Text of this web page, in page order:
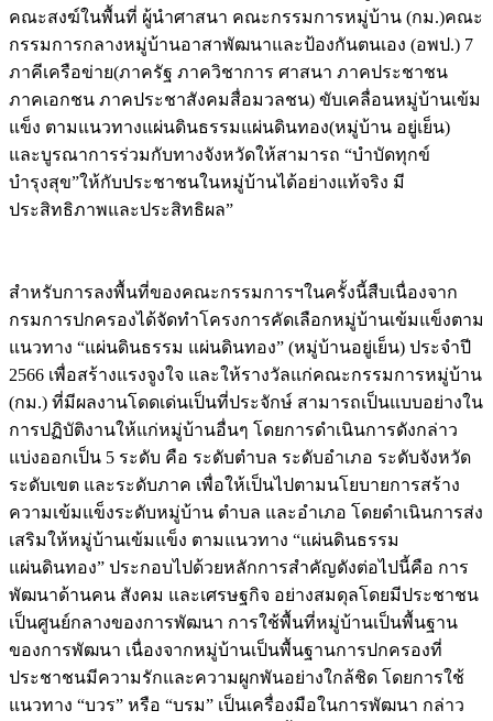
คณะสงฆ์ในพื้นที่ ผู้นำศาสนา คณะกรรมการหมู่บ้าน (กม.)คณะ
กรรมการกลางหมู่บ้านอาสาพัฒนาและป้องกันตนเอง (อพป.) 7
ภาคีเครือข่าย(ภาครัฐ ภาควิชาการ ศาสนา ภาคประชาชน
ภาคเอกชน ภาคประชาสังคมสื่อมวลชน) ขับเคลื่อนหมู่บ้านเข้ม
แข็ง ตามแนวทางแผ่นดินธรรมแผ่นดินทอง(หมู่บ้าน อยู่เย็น)
และบูรณาการร่วมกับทางจังหวัดให้สามารถ “บำบัดทุกข์
บำรุงสุข”ให้กับประชาชนในหมู่บ้านได้อย่างแท้จริง มี
ประสิทธิภาพและประสิทธิผล”
สำหรับการลงพื้นที่ของคณะกรรมการฯในครั้งนี้สืบเนื่องจาก
กรมการปกครองได้จัดทำโครงการคัดเลือกหมู่บ้านเข้มแข็งตาม
แนวทาง “แผ่นดินธรรม แผ่นดินทอง” (หมู่บ้านอยู่เย็น) ประจำปี
2566 เพื่อสร้างแรงจูงใจ และให้รางวัลแก่คณะกรรมการหมู่บ้าน
(กม.) ที่มีผลงานโดดเด่นเป็นที่ประจักษ์ สามารถเป็นแบบอย่างใน
การปฏิบัติงานให้แก่หมู่บ้านอื่นๆ โดยการดำเนินการดังกล่าว
แบ่งออกเป็น 5 ระดับ คือ ระดับตำบล ระดับอำเภอ ระดับจังหวัด
ระดับเขต และระดับภาค เพื่อให้เป็นไปตามนโยบายการสร้าง
ความเข้มแข็งระดับหมู่บ้าน ตำบล และอำเภอ โดยดำเนินการส่ง
เสริมให้หมู่บ้านเข้มแข็ง ตามแนวทาง “แผ่นดินธรรม
แผ่นดินทอง” ประกอบไปด้วยหลักการสำคัญดังต่อไปนี้คือ การ
พัฒนาด้านคน สังคม และเศรษฐกิจ อย่างสมดุลโดยมีประชาชน
เป็นศูนย์กลางของการพัฒนา การใช้พื้นที่หมู่บ้านเป็นพื้นฐาน
ของการพัฒนา เนื่องจากหมู่บ้านเป็นพื้นฐานการปกครองที่
ประชาชนมีความรักและความผูกพันอย่างใกล้ชิด โดยการใช้
แนวทาง “บวร” หรือ “บรม” เป็นเครื่องมือในการพัฒนา กล่าว